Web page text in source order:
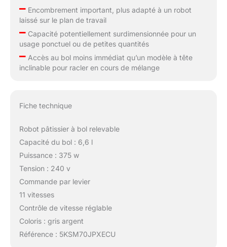
–Encombrement important, plus adapté à un robot
laissé sur le plan de travail
–Capacité potentiellement surdimensionnée pour un
usage ponctuel ou de petites quantités
–Accès au bol moins immédiat qu’un modèle à tête
inclinable pour racler en cours de mélange
Fiche technique
Robot pâtissier à bol relevable
Capacité du bol : 6,6 l
Puissance : 375 w
Tension : 240 v
Commande par levier
11 vitesses
Contrôle de vitesse réglable
Coloris : gris argent
Référence : 5KSM70JPXECU